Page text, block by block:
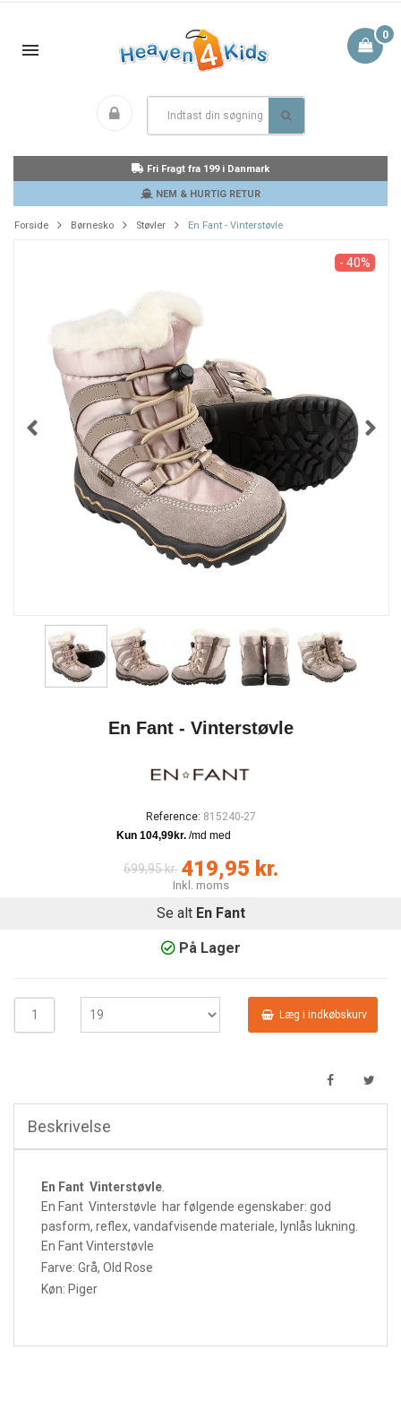
0
Fri Fragt fra 199 i Danmark
NEM & HURTIG RETUR
Forside Børnesko Støvler En Fant - Vinterstøvle
- 40%
En Fant - Vinterstøvle
Reference: 815240-27
699,95 kr. 419,95 kr.
Inkl. moms
Se alt En Fant
På Lager
Læg i indkøbskurv
Beskrivelse
En Fant Vinterstøvle.
En Fant Vinterstøvle har følgende egenskaber: god
pasform, reflex, vandafvisende materiale, lynlås lukning.
En Fant Vinterstøvle
Farve: Grå, Old Rose
Køn: Piger